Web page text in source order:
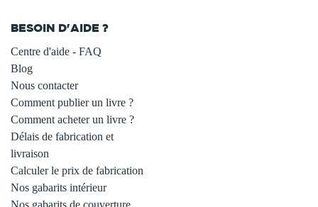
BESOIN D'AIDE ?
Centre d'aide - FAQ
Blog
Nous contacter
Comment publier un livre ?
Comment acheter un livre ?
Délais de fabrication et
livraison
Calculer le prix de fabrication
Nos gabarits intérieur
Nos gabarits de couverture